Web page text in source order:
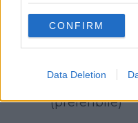
use your data for below
consent section.
CONFIRM
Data Deletion
presente)
Bastoncini in
Sciroppi di
amarena,
(preferibile)